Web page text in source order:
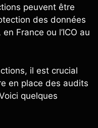
peuvent être
des données
France ou l’ICO au
il est crucial
en place des audits
quelques